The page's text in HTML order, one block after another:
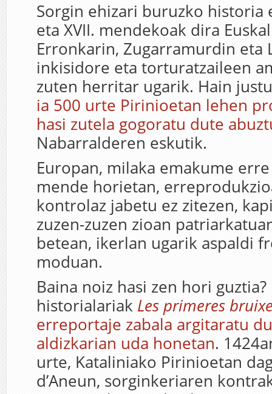
Sorgin ehizari buruzko historia
eta XVII. mendekoak dira
Erronkarin, Zugarramurdin eta
inkisidore eta torturatzaileen
zuten herritar ugarik. Hain
ia 500 urte Pirinioetan lehen
hasi zutela gogoratu dute
Nabarralderen eskutik.
Europan, milaka emakume
mende horietan,
kontrolaz jabetu ez zitezen,
zuzen-zuzen zioan
betean, ikerlan ugarik aspaldi
moduan.
Baina noiz hasi zen hori guztia?
historialariak Les primeres
erreportaje zabala argitaratu
aldizkarian uda honetan.
urte, Kataliniako Pirinioetan
d’Aneun, sorginkeriaren